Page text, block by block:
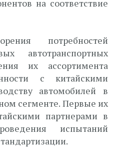
на соответствие
потребностей
автотранспортных
их ассортимента
с китайскими
автомобилей в
сегменте. Первые их
партнерами в
испытаний